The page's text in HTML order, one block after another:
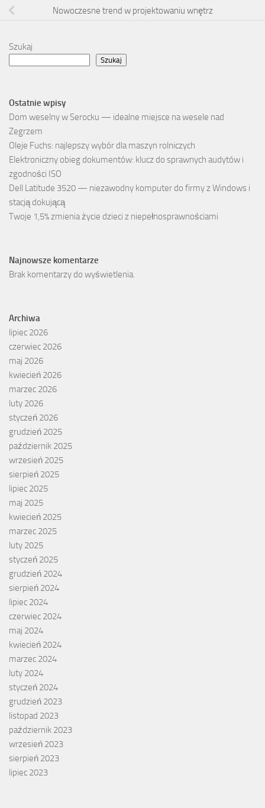
Nowoczesne trend w projektowaniu wnętrz
Szukaj
Szukaj
Ostatnie wpisy
Dom weselny w Serocku — idealne miejsce na wesele nad
Zegrzem
Oleje Fuchs: najlepszy wybór dla maszyn rolniczych
Elektroniczny obieg dokumentów: klucz do sprawnych audytów i
zgodności ISO
Dell Latitude 3520 — niezawodny komputer do firmy z Windows i
stacją dokującą
Twoje 1,5% zmienia życie dzieci z niepełnosprawnościami
Najnowsze komentarze
Brak komentarzy do wyświetlenia.
Archiwa
lipiec 2026
czerwiec 2026
maj 2026
kwiecień 2026
marzec 2026
luty 2026
styczeń 2026
grudzień 2025
październik 2025
wrzesień 2025
sierpień 2025
lipiec 2025
maj 2025
kwiecień 2025
marzec 2025
luty 2025
styczeń 2025
grudzień 2024
sierpień 2024
lipiec 2024
czerwiec 2024
maj 2024
kwiecień 2024
marzec 2024
luty 2024
styczeń 2024
grudzień 2023
listopad 2023
październik 2023
wrzesień 2023
sierpień 2023
lipiec 2023